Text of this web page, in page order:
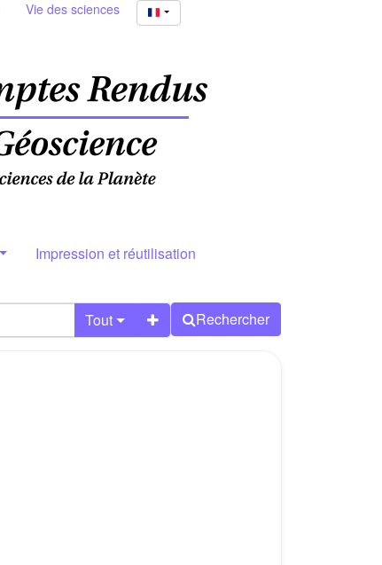
Vie des sciences
Impression et réutilisation
Tout Rechercher